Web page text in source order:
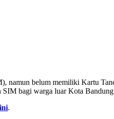
namun belum memiliki Kartu
SIM bagi warga luar Kota
.